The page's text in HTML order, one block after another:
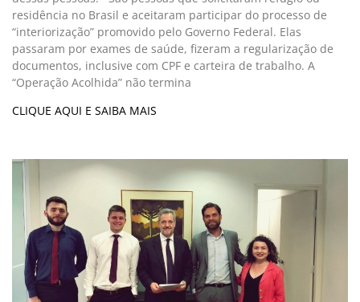
residência no Brasil e aceitaram participar do processo de
“interiorização” promovido pelo Governo Federal. Elas
passaram por exames de saúde, fizeram a regularização de
documentos, inclusive com CPF e carteira de trabalho. A
“Operação Acolhida” não termina
CLIQUE AQUI E SAIBA MAIS